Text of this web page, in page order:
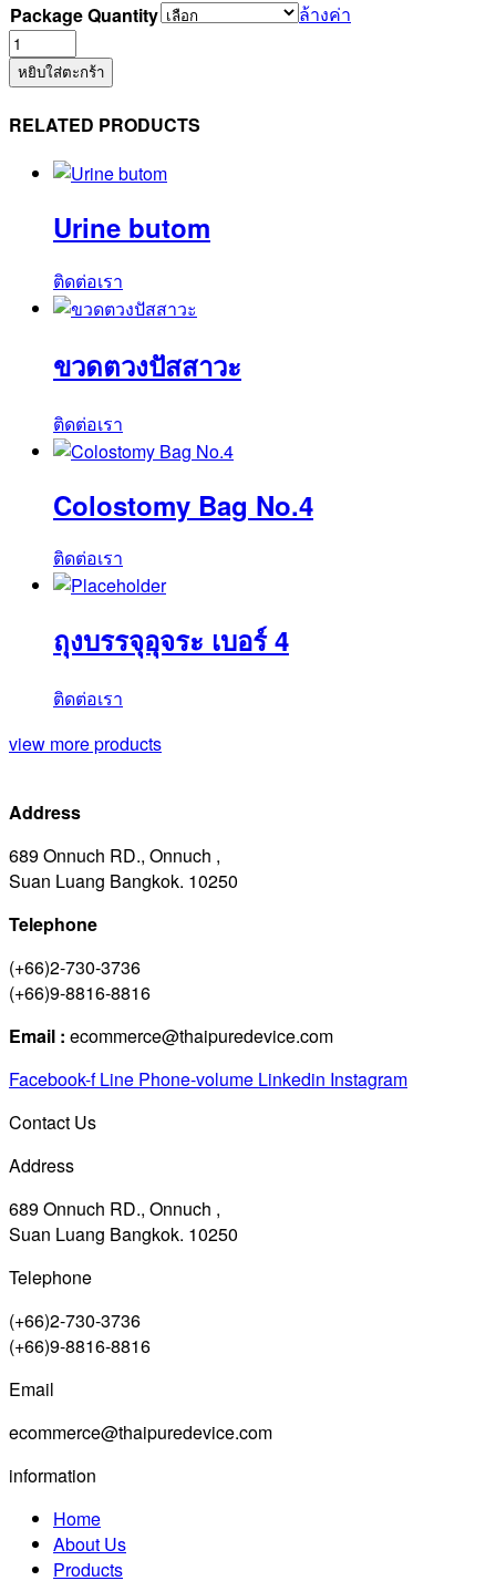
Package Quantity
ล้างค่า
จำนวน
Extension
Tube
(PEXT05TB)
หยิบใส่ตะกร้า
RELATED PRODUCTS
Urine butom
ติดต่อเรา
ขวดตวงปัสสาวะ
ติดต่อเรา
Colostomy Bag No.4
ติดต่อเรา
ถุงบรรจุอุจระ เบอร์ 4
ติดต่อเรา
view more products
Address
689 Onnuch RD., Onnuch ,
Suan Luang Bangkok. 10250
Telephone
(+66)2-730-3736
(+66)9-8816-8816
Email : ecommerce@thaipuredevice.com
Facebook-f Line Phone-volume Linkedin Instagram
Contact Us
Address
689 Onnuch RD., Onnuch ,
Suan Luang Bangkok. 10250
Telephone
(+66)2-730-3736
(+66)9-8816-8816
Email
ecommerce@thaipuredevice.com
information
Home
About Us
Products